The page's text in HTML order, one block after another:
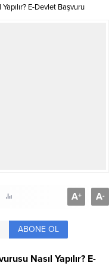
E-Devlet Başvuru
A+ A-
ABONE OL
Nasıl Yapılır? E-